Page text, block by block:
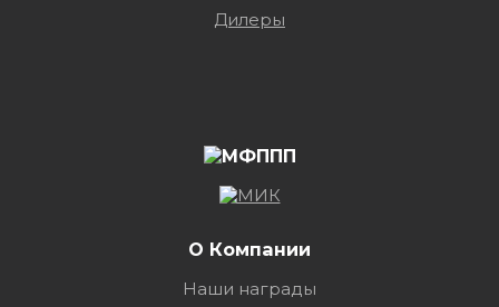
Дилеры
О Компании
Наши награды